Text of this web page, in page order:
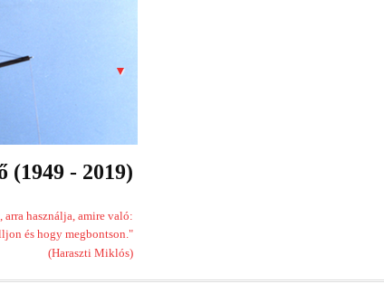
▼
- 2019)
használja, amire való:
és hogy megbontson."
(Haraszti Miklós)